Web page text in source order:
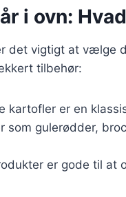
i ovn:
det vigtigt at vælge
tilbehør:
kartofler er en
som gulerødder,
er gode til at